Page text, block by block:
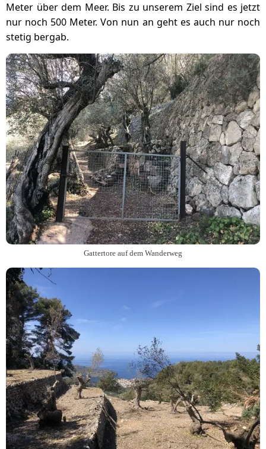
Meter über dem Meer. Bis zu unserem Ziel sind es jetzt
nur noch 500 Meter. Von nun an geht es auch nur noch
stetig bergab.
Gattertore auf dem Wanderweg